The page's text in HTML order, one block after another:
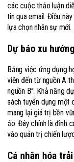
các cuộc thảo luận
tin qua email. Điều
lựa chọn nhân sự mới.
Dự báo xu
Bằng việc ứng dụng
viên đến từ nguồn A
nguồn B”. Khả năng
sách tuyển dụng một
mang lại giá trị bền
ảo. Đây chính là đỉnh
vào quản trị chiến
Cá nhân hóa